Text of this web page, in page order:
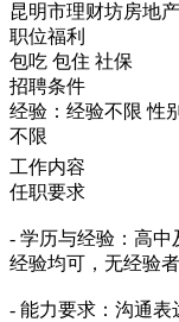
昆明市理财坊房地
职位福利
包吃 包住 社保
招聘条件
经验：经验不限 性
不限
工作内容
任职要求
- 学历与经验：高中
经验均可，无经验
- 能力要求：沟通